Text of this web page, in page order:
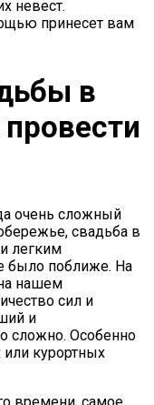
невест.
принесет вам
в
очень сложный
свадьба в
легким
было поближе. На
нашем
сил и
и
сложно. Особенно
курортных
времени, самое